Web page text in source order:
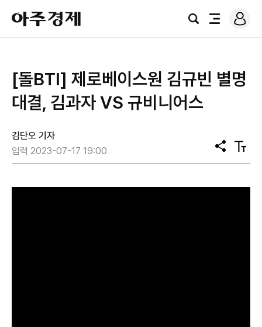
아
주
경
검
전
로
그
[돌BTI] 제로베이스원 김규빈 별명
대결, 김과자 VS 규비니어스
김단오 기자
입력 2023-07-17 19:00
공
유
텍
스
기